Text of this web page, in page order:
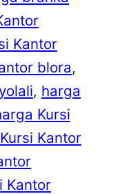
Kantor
blora
, harga
Kursi
Kantor
Kantor